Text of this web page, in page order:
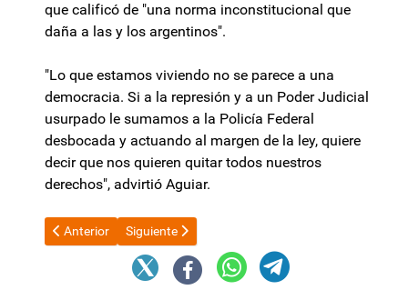
que calificó de "una norma inconstitucional que
daña a las y los argentinos".
"Lo que estamos viviendo no se parece a una
democracia. Si a la represión y a un Poder Judicial
usurpado le sumamos a la Policía Federal
desbocada y actuando al margen de la ley, quiere
decir que nos quieren quitar todos nuestros
derechos", advirtió Aguiar.
Artículo anterior: El contundente mensaje de Cristina Kirchner
Anterior Artículo siguiente: "Cristinazo" en Plaza de Mayo
Siguiente